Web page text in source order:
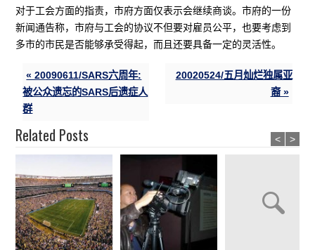
对于工会方面的指责，市府方面仅表示会继续商谈。市府的一份
新闻通告称，市府与工会的协议不但要对雇员公平，也要考虑到
多市的市民是否能够承受得起，而且还要具备一定的灵活性。
« 20090611/SARS六周年:
被公众遗忘的SARS后遗症人
群
20020524/五月灿烂独属亚
裔 »
Related Posts < >